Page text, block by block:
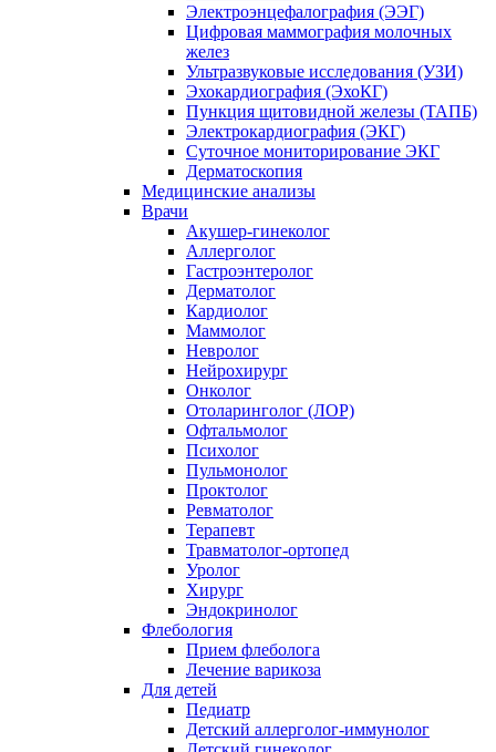
Электроэнцефалография (ЭЭГ)
Цифровая маммография молочных
желез
Ультразвуковые исследования (УЗИ)
Эхокардиография (ЭхоКГ)
Пункция щитовидной железы (ТАПБ)
Электрокардиография (ЭКГ)
Суточное мониторирование ЭКГ
Дерматоскопия
Медицинские анализы
Врачи
Акушер-гинеколог
Аллерголог
Гастроэнтеролог
Дерматолог
Кардиолог
Маммолог
Невролог
Нейрохирург
Онколог
Отоларинголог (ЛОР)
Офтальмолог
Психолог
Пульмонолог
Проктолог
Ревматолог
Терапевт
Травматолог-ортопед
Уролог
Хирург
Эндокринолог
Флебология
Прием флеболога
Лечение варикоза
Для детей
Педиатр
Детский аллерголог-иммунолог